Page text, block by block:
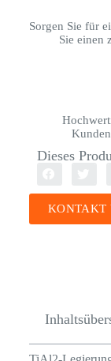
Sorgen Sie für
Sie einen
Dieses
KONTAKT